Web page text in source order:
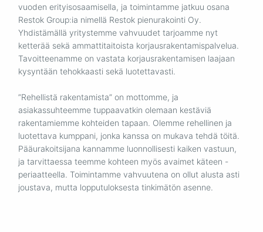
vuoden erityisosaamisella, ja toimintamme jatkuu osana
Restok Group:ia nimellä Restok pienurakointi Oy.
Yhdistämällä yritystemme vahvuudet tarjoamme nyt
ketterää sekä ammattitaitoista korjausrakentamispalvelua.
Tavoitteenamme on vastata korjausrakentamisen laajaan
kysyntään tehokkaasti sekä luotettavasti.
”Rehellistä rakentamista” on mottomme, ja
asiakassuhteemme tuppaavatkin olemaan kestäviä
rakentamiemme kohteiden tapaan. Olemme rehellinen ja
luotettava kumppani, jonka kanssa on mukava tehdä töitä.
Pääurakoitsijana kannamme luonnollisesti kaiken vastuun,
ja tarvittaessa teemme kohteen myös avaimet käteen -
periaatteella. Toimintamme vahvuutena on ollut alusta asti
joustava, mutta lopputuloksesta tinkimätön asenne.